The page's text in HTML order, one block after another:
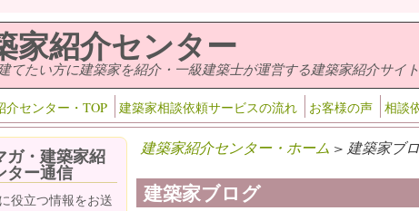
家紹介センター
てたい方に建築家を紹介・一級建築士が運営する建築家紹介サイト
介センター・TOP 建築家相談依頼サービスの流れ お客様の声 相談
建築家紹介センター・ホーム > 建築家ブ
建築家ブログ
ガ・建築家紹
ター通信
役立つ情報をお送